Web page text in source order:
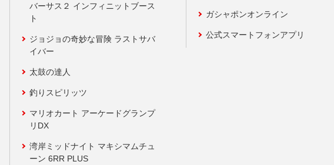
バーサス２ インフィニットブース
ト
ジョジョの奇妙な冒険 ラストサバ
イバー
太鼓の達人
釣りスピリッツ
マリオカート アーケードグランプ
リDX
湾岸ミッドナイト マキシマムチュ
ーン 6RR PLUS
ガシャポンオンライン
公式スマートフォンアプリ